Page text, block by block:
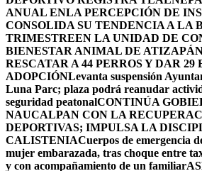
ANUAL ENLA PERCEPCIÓN DE
CONSOLIDA SU TENDENCIA A LA
TRIMESTREEN LA UNIDAD DE
BIENESTAR ANIMAL DE
RESCATAR A 44 PERROS Y DAR 29
ADOPCIÓNLevanta suspensión
Luna Parc; plaza podrá reanudar
seguridad peatonalCONTINÚA
NAUCALPAN CON LA
DEPORTIVAS; IMPULSA LA
CALISTENIACuerpos de emergencia
mujer embarazada, tras choque entre
y con acompañamiento de un familiar